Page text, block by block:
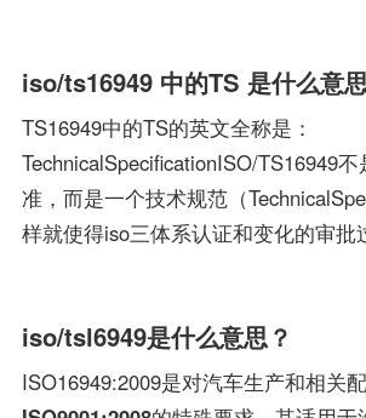
iso/ts16949 中的TS 是什么意
TS16949中的TS的英文全称是：
TechnicalSpecificationISO/TS16949
准，而是一个技术规范（
样就使得iso三体系认证和变化的审批
iso/tsl6949是什么意思？
ISO16949:2009是对汽车生产和相关